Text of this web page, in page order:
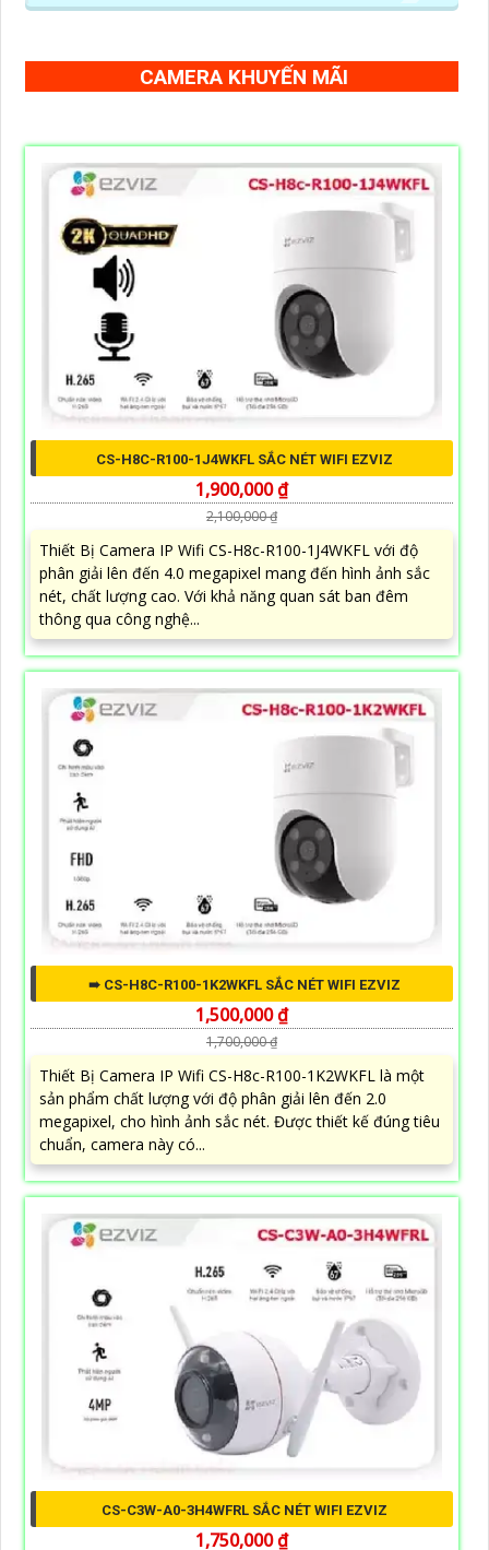
CAMERA KHUYẾN MÃI
CS-H8C-R100-1J4WKFL SẮC NÉT WIFI EZVIZ
1,900,000 ₫
2,100,000 ₫
Thiết Bị Camera IP Wifi CS-H8c-R100-1J4WKFL với độ
phân giải lên đến 4.0 megapixel mang đến hình ảnh sắc
nét, chất lượng cao. Với khả năng quan sát ban đêm
thông qua công nghệ...
➠ CS-H8C-R100-1K2WKFL SẮC NÉT WIFI EZVIZ
1,500,000 ₫
1,700,000 ₫
Thiết Bị Camera IP Wifi CS-H8c-R100-1K2WKFL là một
sản phẩm chất lượng với độ phân giải lên đến 2.0
megapixel, cho hình ảnh sắc nét. Được thiết kế đúng tiêu
chuẩn, camera này có...
CS-C3W-A0-3H4WFRL SẮC NÉT WIFI EZVIZ
1,750,000 ₫